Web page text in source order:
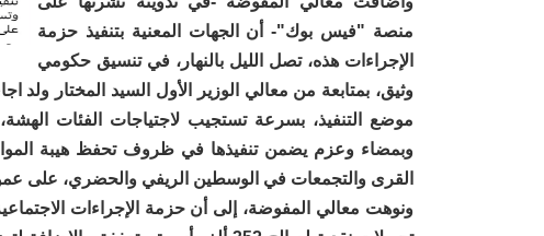
منصة "فيس بوك"- أن الجهات المعنية بتنفيذ حزمة
الإجراءات هذه، تصل الليل بالنهار، في تنسيق حكومي
وثيق، بمتابعة من معالي الوزير الأول السيد المختار
موضع التنفيذ، بسرعة تستجيب لاجتياجات الفئات
وبمضاء وعزم يضمن تنفيذها في ظروف تحفظ هيبة
القرى والتجمعات في الوسطين الريفي والحضري، على